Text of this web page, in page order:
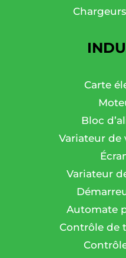
Carte
Bloc
Variateur de
Variateur
Automate
Contrôle de